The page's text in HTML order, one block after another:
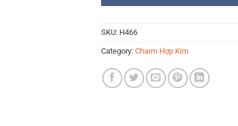
SKU: H466
Category: Charm Hợp Kim